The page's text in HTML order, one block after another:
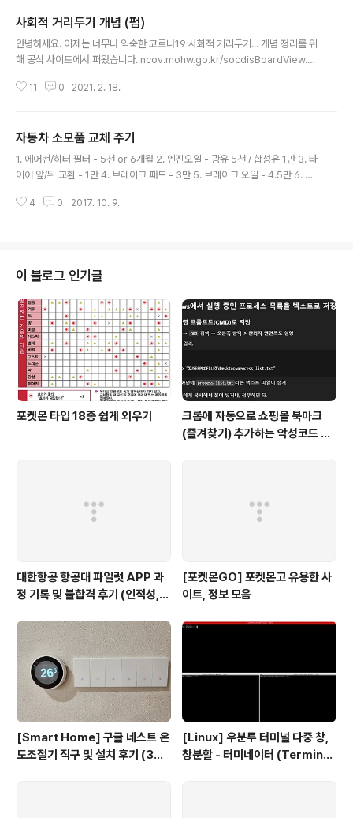
사회적 거리두기 개념 (펌)
안녕하세요. 이제는 너무나 익숙한 코로나19 사회적 거리두기... 개념 정리를 위
해 공식 사이트에서 퍼왔습니다. ncov.mohw.go.kr/socdisBoardView.d
바이러스감염증-19 정식 홈페이지로 발생현황, 국내발생현황, 국외발생현황,
두기 단계별 기준 및 방역 조치 구분 1단계 1.5단계 2단계 2.5단계 3단계 생활
방역 지역적 유행 단계 전국적 유행 단계 개념 생활 속 거리 두기 지역적 유행 개
시 지역 유행 급속 전파, 전국적 확산 개시 전..
11 0 2021. 2. 18.
자동차 소모품 교체 주기
1. 에어컨/히터 필터 - 5천 or 6개월 2. 엔진오일 - 광유 5천 / 합성유 1만 3. 타
이어 앞/뒤 교환 - 1만 4. 브레이크 패드 - 3만 5. 브레이크 오일 - 4.5만 6. 부
9. 휠 얼라이먼트 점검 - 4만 10. 배터리 - 6만 11. 구동벨트 - 6만 12. 연료필
4 0 2017. 10. 9.
이 블로그 인기글
포켓몬 타입 18종 쉽게 외우기
크롬에 자동으로 쇼핑몰 북마크
(즐겨찾기) 추가하는 악성코드 삭
대한항공 항공대 파일럿 APP 과
정 기록 및 불합격 후기 (인적성,
[포켓몬GO] 포켓몬고 유용한 사
이트, 정보 모음
[Smart Home] 구글 네스트 온
도조절기 직구 및 설치 후기 (3세
[Linux] 우분투 터미널 다중 창,
창분할 - 터미네이터 (Terminat